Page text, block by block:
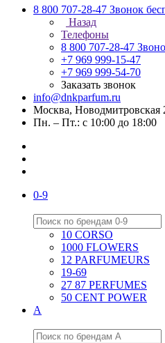
8 800 707-28-47 Звонок
Назад
Телефоны
8 800 707-28-47
+7 969 999-15-47
+7 969 999-54-70
Заказать звонок
info@dnkparfum.ru
Москва, Новодмитровская
Пн. – Пт.: с 10:00 до 18:00
0-9
10 CORSO
1000 FLOWERS
12 PARFUMEURS
19-69
27 87 PERFUMES
50 CENT POWER
A